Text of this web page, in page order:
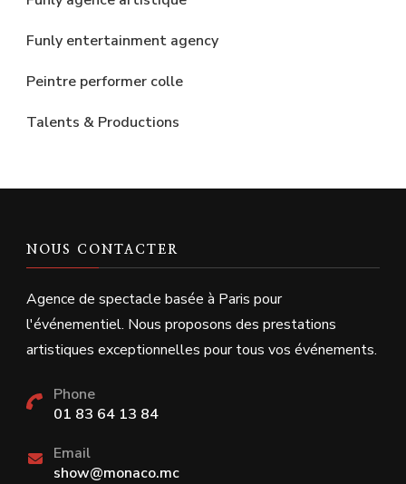
Funly entertainment agency
Peintre performer colle
Talents & Productions
NOUS CONTACTER
Agence de spectacle basée à Paris pour
l'événementiel. Nous proposons des prestations
artistiques exceptionnelles pour tous vos événements.
Phone
01 83 64 13 84
Email
show@monaco.mc